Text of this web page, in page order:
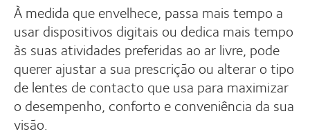
À medida que envelhece, passa mais tempo a
usar dispositivos digitais ou dedica mais tempo
às suas atividades preferidas ao ar livre, pode
querer ajustar a sua prescrição ou alterar o tipo
de lentes de contacto que usa para maximizar
o desempenho, conforto e conveniência da sua
visão.